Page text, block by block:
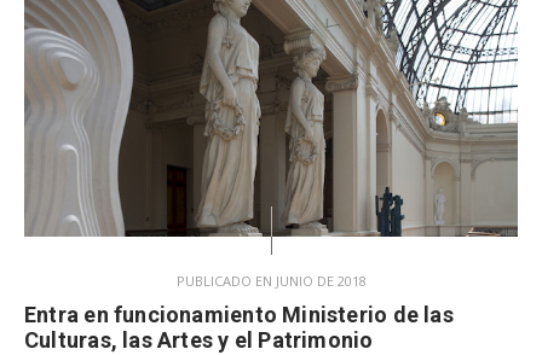
PUBLICADO EN JUNIO DE 2018
Entra en funcionamiento Ministerio de las
Culturas, las Artes y el Patrimonio